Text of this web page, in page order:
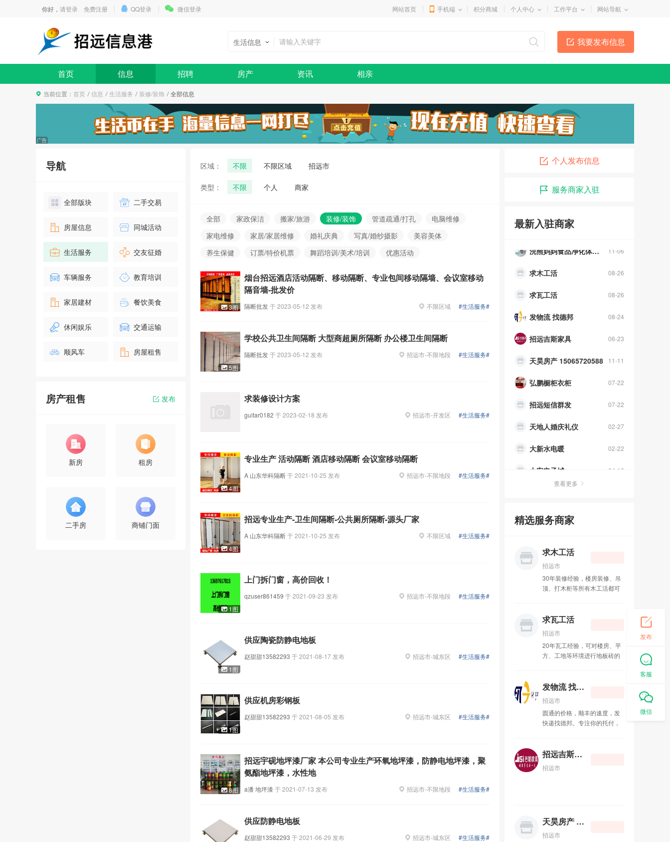
你好， 请登录 免费注册 QQ登录 微信登录 网站首页 手机端 积分商城 个人中心 工作平台 网站导航
我要发布信息
生活信息
首页 信息 招聘 房产 资讯 相亲
当前位置： 首页 信息 生活服务 装修/装饰 全部信息
导航
全部版块 二手交易
房屋信息 同城活动
生活服务 交友征婚
车辆服务 教育培训
家居建材 餐饮美食
休闲娱乐 交通运输
顺风车 房屋租售
房产租售 发布
新房 租房
二手房 商铺门面
区域： 不限 不限区域 招远市
类型： 不限 个人 商家
全部 家政保洁 搬家/旅游 装修/装饰 管道疏通/打孔
电脑维修
家电维修
家居/家居维修 婚礼庆典 写真/婚纱摄影
美容美体
养生保健
订票/特价机票 舞蹈培训/美术/培训 优惠活动
3图
烟台招远酒店活动隔断、移动隔断、专业包间移动隔墙、会议室移动
隔音墙-批发价
隔断批发于2023-05-12 发布 不限区域 #生活服务#
5图
学校公共卫生间隔断 大型商超厕所隔断 办公楼卫生间隔断
隔断批发于2023-05-12 发布 招远市-不限地段 #生活服务#
求装修设计方案
guitar0182 于2023-02-18 发布 招远市-开发区 #生活服务#
4图
专业生产 活动隔断 酒店移动隔断 会议室移动隔断
A 山东华科隔断于2021-10-25 发布 招远市-不限地段 #生活服务#
4图
招远专业生产-卫生间隔断-公共厕所隔断-源头厂家
A 山东华科隔断于2021-10-25 发布 不限区域 #生活服务#
1图
上门拆门窗，高价回收！
qzuser861459 于2021-09-23 发布 招远市-不限地段 #生活服务#
1图
供应陶瓷防静电地板
赵甜甜13582293 于2021-08-17 发布 招远市-城东区 #生活服务#
1图
供应机房彩钢板
赵甜甜13582293 于2021-08-05 发布 招远市-城东区 #生活服务#
8图
招远宇砚地坪漆厂家 本公司专业生产环氧地坪漆，防静电地坪漆，聚
氨酯地坪漆，水性地
a潘 地坪漆于2021-07-13 发布 招远市-不限地段 #生活服务#
供应防静电地板
赵甜甜13582293 于2021-06-29 发布 招远市-城东区 #生活服务#
个人发布信息
服务商家入驻
最新入驻商家
李国良律师
招远市兄弟搬运公司
08-26
求木工活
08-26
求瓦工活
08-24
发物流 找德邦
06-23
招远吉斯家具
11-11
天昊房产 15065720588
07-22
弘鹏橱柜衣柜
07-22
招远短信群发
02-27
天地人婚庆礼仪
02-22
大新水电暖
04-16
大安电子城
办理400电话
吉祥鸟庆典
08-27
成人用品
招远市兄弟搬运公司
04-09
装修粉刷
求木工活
08-26
求瓦工活
招远吉斯家具
招远短信群发
查看更多
精选服务商家
求木工活
招远市
30年装修经验，楼房装修、吊
顶、打木柜等所有木工活都可
求瓦工活
招远市
20年瓦工经验，可对楼房、平
方、工地等环境进行地板砖的
发物流 找德邦
招远市
圆通的价格，顺丰的速度，发
快递找德邦。专注你的托付，
13225355110 竭诚为您服务！
招远吉斯家具
招远市
天昊房产 15065720588
招远市
发布
客服
微信